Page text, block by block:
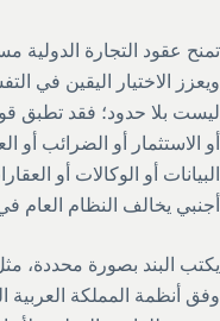
تمنح عقود التجارة الدولية
ويعزز الاختيار اليقين في
ليست بلا حدود؛ فقد تطبق
أو الاستثمار أو الضرائب أو
البيانات أو الوكالات أو
أجنبي يخالف النظام العام
يكتب البند بصورة محددة،
وفق أنظمة المملكة